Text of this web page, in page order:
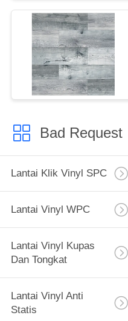
Bad Request
Lantai Klik Vinyl SPC
Lantai Vinyl WPC
Lantai Vinyl Kupas
Dan Tongkat
Lantai Vinyl Anti
Statis